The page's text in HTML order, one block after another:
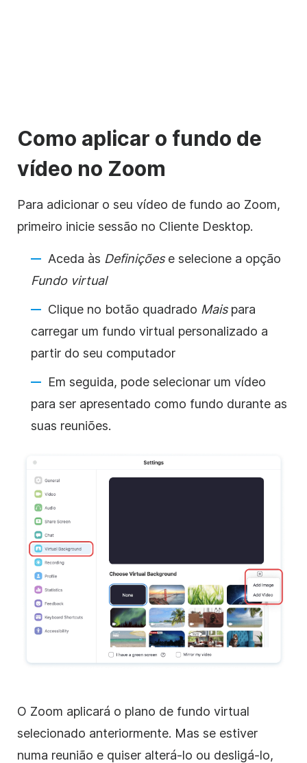
Como aplicar o fundo de
vídeo no Zoom
Para adicionar o seu vídeo de fundo ao Zoom,
primeiro inicie sessão no Cliente Desktop.
Aceda às Definiçõese selecione a opção
Fundo virtual
Clique no botão quadrado Maispara
carregar um fundo virtual personalizado a
partir do seu computador
Em seguida, pode selecionar um vídeo
para ser apresentado como fundo durante as
suas reuniões.
O Zoom aplicará o plano de fundo virtual
selecionado anteriormente. Mas se estiver
numa reunião e quiser alterá-lo ou desligá-lo,